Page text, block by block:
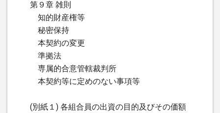
第９章 雑則
知的財産権等
秘密保持
本契約の変更
準拠法
専属的合意管轄裁判所
本契約等に定めのない事項等
(別紙１) 各組合員の出資の目的及びその価額